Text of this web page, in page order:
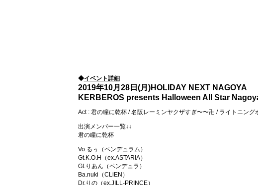
◆イベント詳細
2019年10月28日(月)HOLIDAY NEXT NAGOYA
KERBEROS presents Halloween All Star
Act : 君の瞳に乾杯 / 名阪レーミンヤクザすぎ〜〜卍 / ライトニン
出演メンバー一覧↓↓
君の瞳に乾杯
Vo.るぅ（ペンデュラム）
Gt.K.O.H（ex.ASTARIA）
Gt.りあん（ペンデュラ）
Ba.nuki（CLiEN）
Dr.りの（ex.JILL-PRINCE）